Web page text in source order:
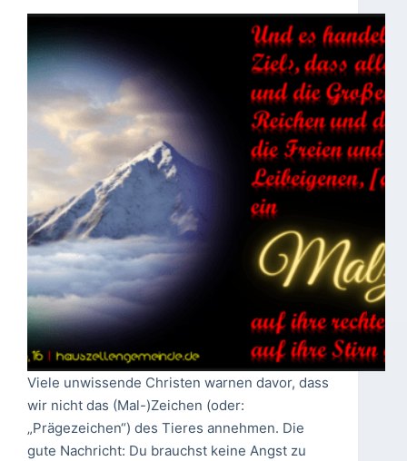
Viele unwissende Christen warnen davor, dass
wir nicht das (Mal-)Zeichen (oder:
„Prägezeichen“) des Tieres annehmen. Die
gute Nachricht: Du brauchst keine Angst zu